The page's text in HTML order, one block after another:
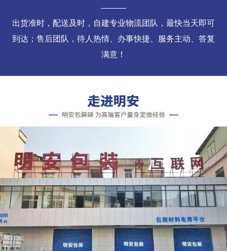
出货准时，配送及时，自建专业物流团队，最快当天即可
到达；售后团队，待人热情、办事快捷、服务主动、答复
满意！